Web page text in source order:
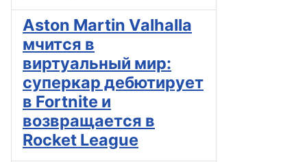
Aston Martin Valhalla
мчится в
виртуальный мир:
суперкар дебютирует
в Fortnite и
возвращается в
Rocket League